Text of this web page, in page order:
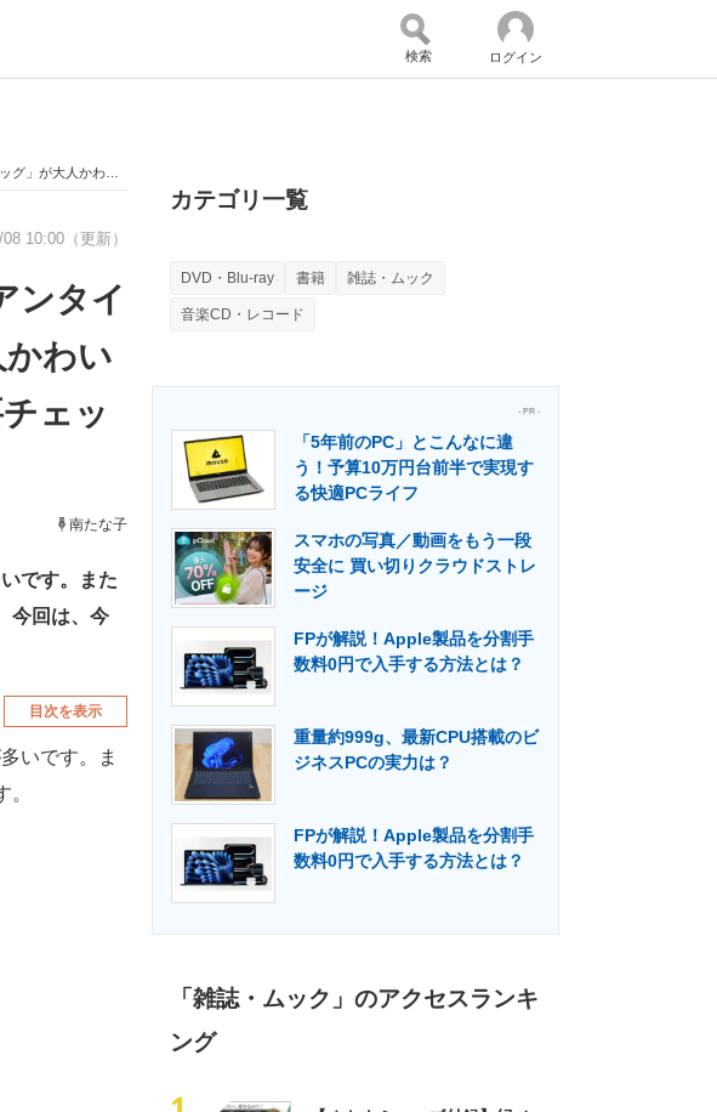
進化するPCとデバイスの未来
経営リーダーのコミュニティ
製造業のIT導入・活用を支援
エネルギーの専門メディア
検索 ログイン
要チェック【2023年9月版】
10:00（更新）
ンタイ
わい
ェッ
南たな子
です。また
今回は、今
目次を表示
いです。ま
カテゴリ一覧
DVD・Blu-ray 書籍 雑誌・ムック
音楽CD・レコード
- PR -
「5年前のPC」とこんなに違
う！予算10万円台前半で実現す
る快適PCライフ
スマホの写真／動画をもう一段
安全に 買い切りクラウドストレ
ージ
FPが解説！Apple製品を分割手
数料0円で入手する方法とは？
重量約999g、最新CPU搭載のビ
ジネスPCの実力は？
FPが解説！Apple製品を分割手
数料0円で入手する方法とは？
「雑誌・ムック」のアクセスランキ
ング